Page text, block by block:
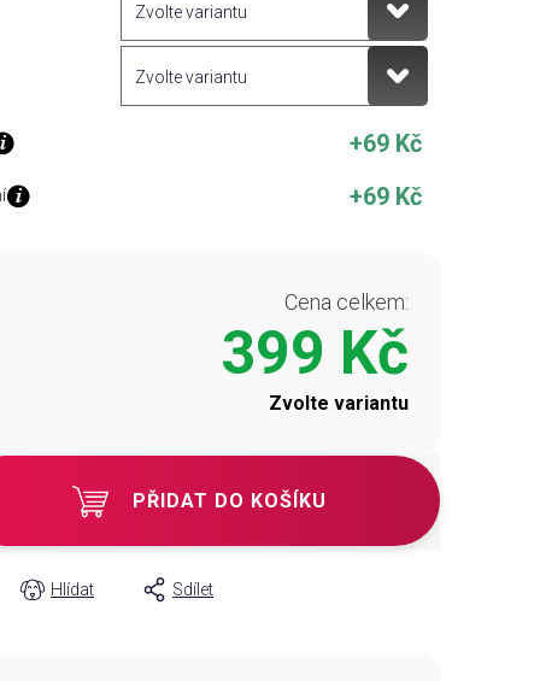
+69 Kč
+69 Kč
Cena celkem:
399 Kč
Zvolte variantu
PŘIDAT DO KOŠÍKU
Hlídat Sdílet